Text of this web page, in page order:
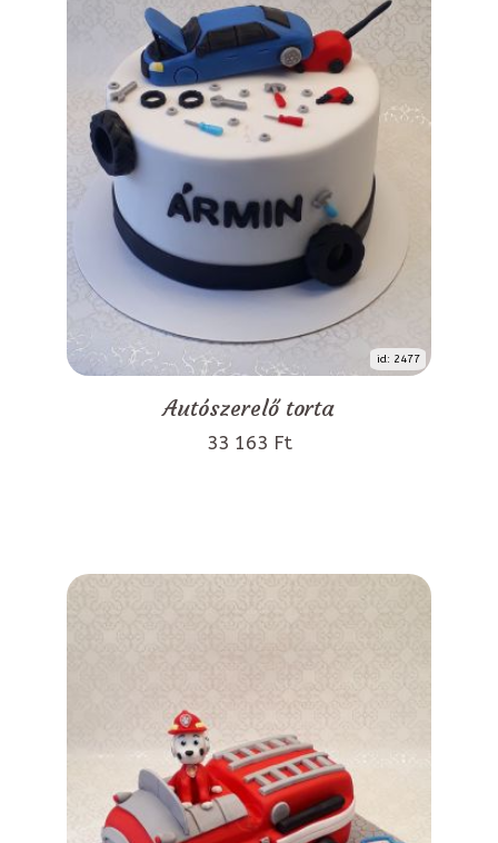
id: 2477
Autószerelő torta
33 163 Ft